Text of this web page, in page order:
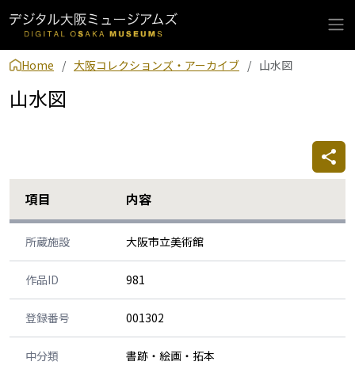
Home 大阪コレクションズ・アーカイブ 山水図
山水図
項目 内容
所蔵施設 大阪市立美術館
作品ID 981
登録番号 001302
中分類 書跡・絵画・拓本